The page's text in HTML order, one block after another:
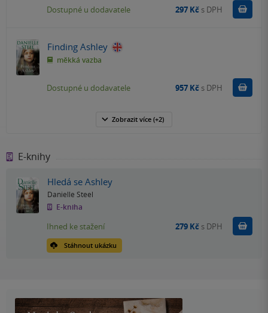
Dostupné u dodavatele 297 Kč s DPH
Finding Ashley
měkká vazba
Dostupné u dodavatele 957 Kč s DPH
Zobrazit více (+2)
E-knihy
Hledá se Ashley
Danielle Steel
E-kniha
Stáhnout ukázku
Ihned ke stažení 279 Kč s DPH Koupit